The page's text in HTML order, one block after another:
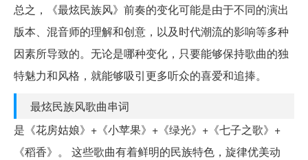
总之，《最炫民族风》前奏的变化可能是由于不同的演出
版本、混音师的理解和创意，以及时代潮流的影响等多种
因素所导致的。无论是哪种变化，只要能够保持歌曲的独
特魅力和风格，就能够吸引更多听众的喜爱和追捧。
最炫民族风歌曲串词
是《花房姑娘》+《小苹果》+《绿光》+《七子之歌》+
《稻香》。 这些歌曲有着鲜明的民族特色，旋律优美动